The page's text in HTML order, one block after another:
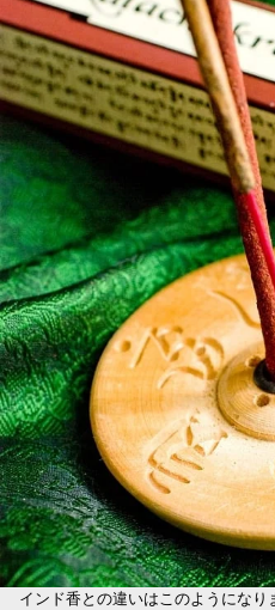
インド香との違いはこのようにな